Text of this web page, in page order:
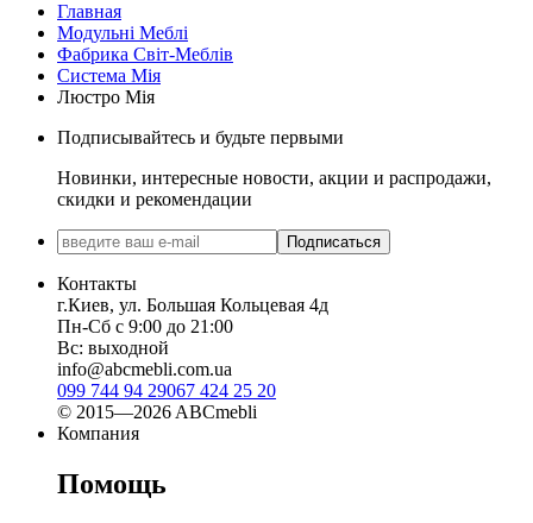
Главная
Модульні Меблі
Фабрика Світ-Меблів
Система Мія
Люстро Мія
Подписывайтесь и будьте первыми
Новинки, интересные новости, акции и распродажи,
скидки и рекомендации
Подписаться
Контакты
г.Киев, ул. Большая Кольцевая 4д
Пн-Сб с 9:00 до 21:00
Вс: выходной
info@abcmebli.com.ua
099 744 94 29067 424 25 20
© 2015—2026 ABCmebli
Компания
Помощь